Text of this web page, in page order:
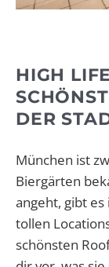
HIGH
DER
München ist
Biergärten
angeht, gibt
tollen
schönsten